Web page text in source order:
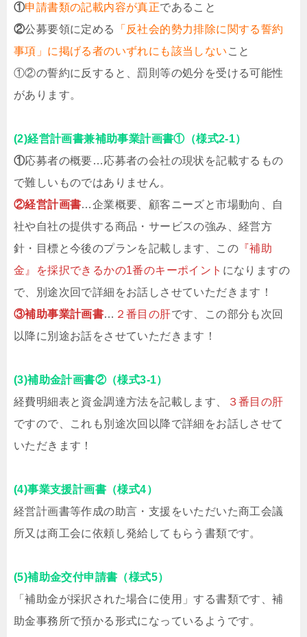
①申請書類の記載内容が真正であること
②公募要領に定める
「反社会的勢力排除に関する誓約
事項」に掲げる者のいずれにも該当しない こと
①②の誓約に反すると、罰則等の処分を受ける可能性
があります。
(2)経営計画書兼補助事業計画書①（様式2-1）
①応募者の概要…応募者の会社の現状を記載するもの
で難しいものではありません。
②経営計画書…企業概要、顧客ニーズと市場動向、自
社や自社の提供する商品・サービスの強み、経営方
針・目標と今後のプランを記載します、この 『補助
金』を採択できるかの1番のキーポイント になりますの
で、別途次回で詳細をお話しさせていただきます！
③補助事業計画書… ２番目の肝です、この部分も次回
以降に別途お話をさせていただきます！
(3)補助金計画書②（様式3-1）
経費明細表と資金調達方法を記載します、
３番目の肝
ですので、これも別途次回以降で詳細をお話しさせて
いただきます！
(4)事業支援計画書（様式4）
経営計画書等作成の助言・支援をいただいた商工会議
所又は商工会に依頼し発給してもらう書類です。
(5)補助金交付申請書（様式5）
「補助金が採択された場合に使用」する書類です、補
助金事務所で預かる形式になっているようです。